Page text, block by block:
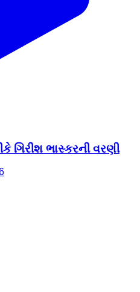
ભાસ્કરની વરણી